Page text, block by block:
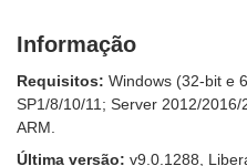
Informação
Requisitos: Windows (32-bit e
SP1/8/10/11; Server 2012/
ARM.
Última versão: v9.0.1288 ,